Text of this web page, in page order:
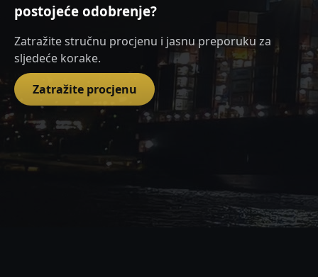
postojeće odobrenje?
Zatražite stručnu procjenu i jasnu preporuku za
sljedeće korake.
Zatražite procjenu